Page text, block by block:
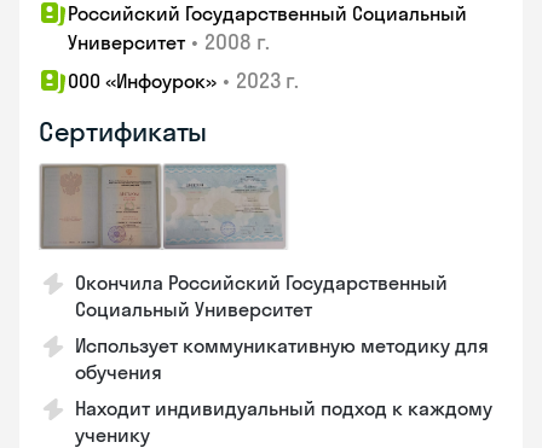
Российский Государственный Социальный
Университет • 2008 г.
ООО «Инфоурок» • 2023 г.
Сертификаты
Окончила Российский Государственный
Социальный Университет
Использует коммуникативную методику для
обучения
Находит индивидуальный подход к каждому
ученику